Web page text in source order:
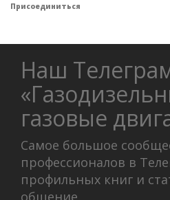
Присоединиться
Наш
газовые
Самое большое
профессионалов в
профильных книг и